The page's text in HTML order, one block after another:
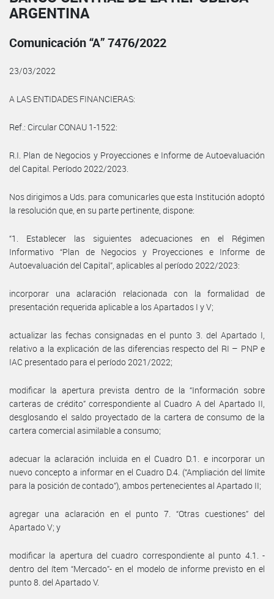
ARGENTINA
Comunicación “A” 7476/2022
23/03/2022
A LAS ENTIDADES FINANCIERAS:
Ref.: Circular CONAU 1-1522:
R.I. Plan de Negocios y Proyecciones e Informe de Autoevaluación
del Capital. Período 2022/2023.
Nos dirigimos a Uds. para comunicarles que esta Institución adoptó
la resolución que, en su parte pertinente, dispone:
“1. Establecer las siguientes adecuaciones en el Régimen
Informativo “Plan de Negocios y Proyecciones e Informe de
Autoevaluación del Capital”, aplicables al período 2022/2023:
incorporar una aclaración relacionada con la formalidad de
presentación requerida aplicable a los Apartados I y V;
actualizar las fechas consignadas en el punto 3. del Apartado I,
relativo a la explicación de las diferencias respecto del RI – PNP e
IAC presentado para el período 2021/2022;
modificar la apertura prevista dentro de la “Información sobre
carteras de crédito” correspondiente al Cuadro A del Apartado II,
desglosando el saldo proyectado de la cartera de consumo de la
cartera comercial asimilable a consumo;
adecuar la aclaración incluida en el Cuadro D.1. e incorporar un
nuevo concepto a informar en el Cuadro D.4. (“Ampliación del límite
para la posición de contado”), ambos pertenecientes al Apartado II;
agregar una aclaración en el punto 7. “Otras cuestiones” del
Apartado V; y
modificar la apertura del cuadro correspondiente al punto 4.1. -
dentro del ítem “Mercado”- en el modelo de informe previsto en el
punto 8. del Apartado V.